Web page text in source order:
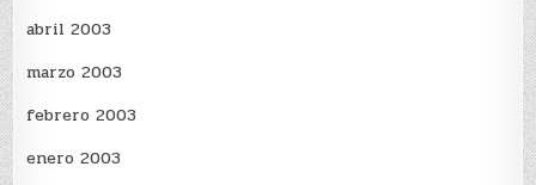
abril 2003
marzo 2003
febrero 2003
enero 2003